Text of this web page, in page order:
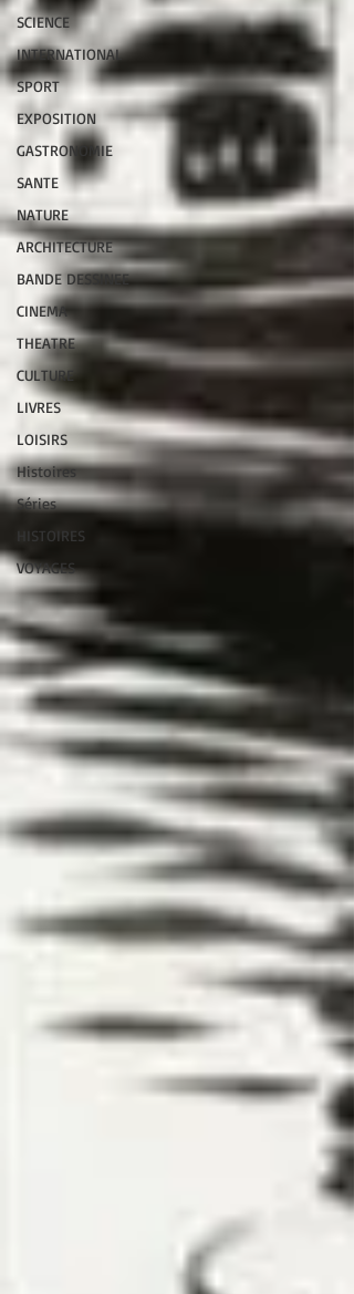
SCIENCE
INTERNATIONAL
SPORT
EXPOSITION
GASTRONOMIE
SANTE
NATURE
ARCHITECTURE
BANDE DESSINEE
CINEMA
THEATRE
CULTURE
LIVRES
LOISIRS
Histoires
Séries
HISTOIRES
VOYAGES